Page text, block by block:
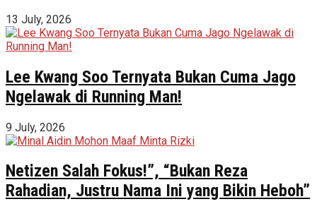
13 July, 2026
Lee Kwang Soo Ternyata Bukan Cuma Jago
Ngelawak di Running Man!
9 July, 2026
Netizen Salah Fokus!”, “Bukan Reza
Rahadian, Justru Nama Ini yang Bikin Heboh”